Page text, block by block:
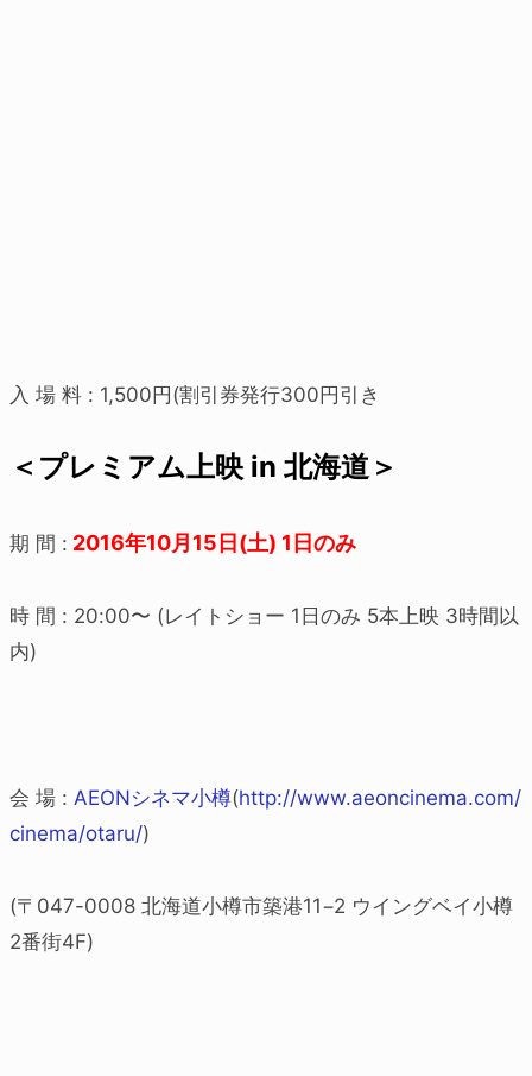
入 場 料 : 1,500円(割引券発行300円引き
＜プレミアム上映 in 北海道＞
期 間 : 2016年10月15日(土) 1日のみ
時 間 : 20:00〜 (レイトショー 1日のみ 5本上映 3時間以
内)
会 場 : AEONシネマ小樽(http://www.aeoncinema.com/
cinema/otaru/)
(〒047-0008 北海道小樽市築港11−2 ウイングベイ小樽
2番街4F)